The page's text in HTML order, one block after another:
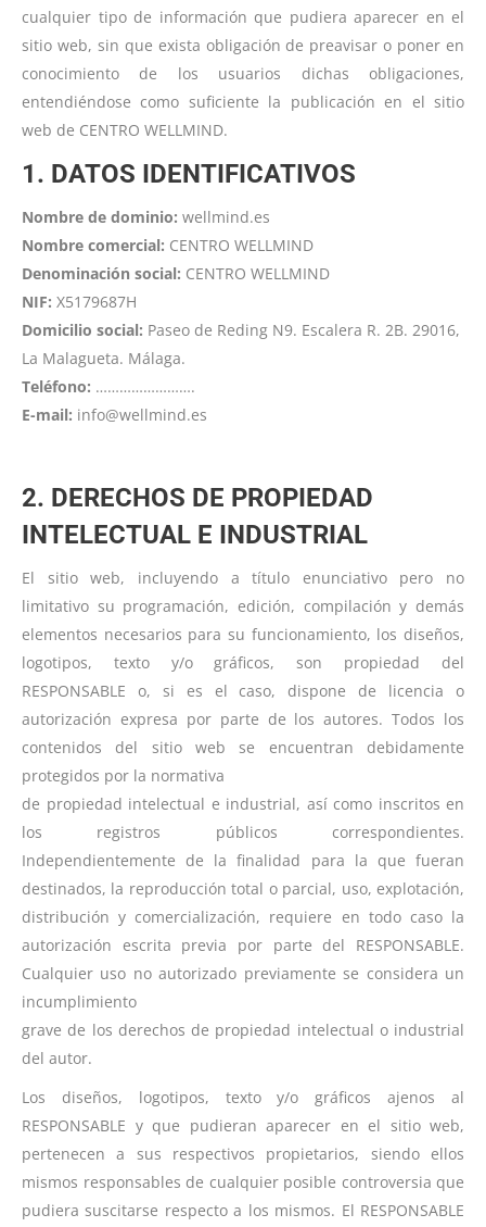
cualquier tipo de información que pudiera aparecer en el
sitio web, sin que exista obligación de preavisar o poner en
conocimiento de los usuarios dichas obligaciones,
entendiéndose como suficiente la publicación en el sitio
web de CENTRO WELLMIND.
1. DATOS IDENTIFICATIVOS
Nombre de dominio: wellmind.es
Nombre comercial: CENTRO WELLMIND
Denominación social: CENTRO WELLMIND
NIF: X5179687H
Domicilio social: Paseo de Reding N9. Escalera R. 2B. 29016,
La Malagueta. Málaga.
Teléfono: …………………….
E-mail: info@wellmind.es
2. DERECHOS DE PROPIEDAD
INTELECTUAL E INDUSTRIAL
El sitio web, incluyendo a título enunciativo pero no
limitativo su programación, edición, compilación y demás
elementos necesarios para su funcionamiento, los diseños,
logotipos, texto y/o gráficos, son propiedad del
RESPONSABLE o, si es el caso, dispone de licencia o
autorización expresa por parte de los autores. Todos los
contenidos del sitio web se encuentran debidamente
protegidos por la normativa
de propiedad intelectual e industrial, así como inscritos en
los registros públicos correspondientes.
Independientemente de la finalidad para la que fueran
destinados, la reproducción total o parcial, uso, explotación,
distribución y comercialización, requiere en todo caso la
autorización escrita previa por parte del RESPONSABLE.
Cualquier uso no autorizado previamente se considera un
incumplimiento
grave de los derechos de propiedad intelectual o industrial
del autor.
Los diseños, logotipos, texto y/o gráficos ajenos al
RESPONSABLE y que pudieran aparecer en el sitio web,
pertenecen a sus respectivos propietarios, siendo ellos
mismos responsables de cualquier posible controversia que
pudiera suscitarse respecto a los mismos. El RESPONSABLE